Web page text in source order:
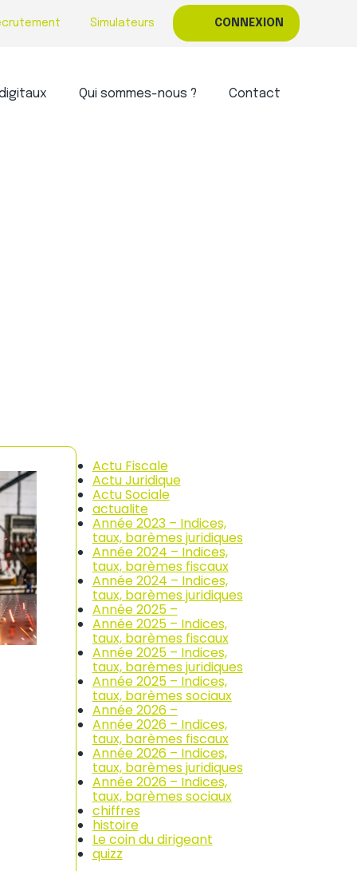
Simulateurs CONNEXION
Qui sommes-nous ? Contact
Actu Fiscale
Actu Juridique
Actu Sociale
actualite
Année 2023 – Indices,
taux, barèmes juridiques
Année 2024 – Indices,
taux, barèmes fiscaux
Année 2024 – Indices,
taux, barèmes juridiques
Année 2025 –
Année 2025 – Indices,
taux, barèmes fiscaux
Année 2025 – Indices,
taux, barèmes juridiques
Année 2025 – Indices,
taux, barèmes sociaux
Année 2026 –
Année 2026 – Indices,
taux, barèmes fiscaux
Année 2026 – Indices,
taux, barèmes juridiques
Année 2026 – Indices,
taux, barèmes sociaux
chiffres
histoire
Le coin du dirigeant
quizz